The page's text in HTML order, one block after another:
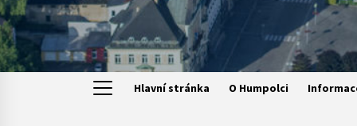
Hlavní stránka O Humpolci